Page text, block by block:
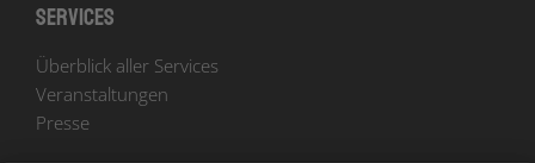
Services
Überblick aller Services
Veranstaltungen
Presse